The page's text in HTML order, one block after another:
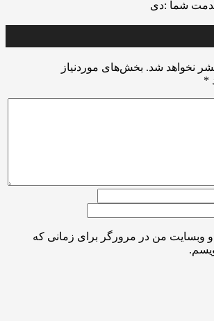
شما :دی
نخواهد شد. بخش‌های موردنیاز
*
و وبسایت من در مرورگر برای زمانی که